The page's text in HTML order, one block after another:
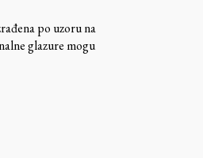
po uzoru na
glazure mogu